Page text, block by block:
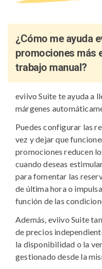
¿Cómo me ayuda
promociones más
trabajo manual?
eviivo Suite te ayuda a
márgenes
Puedes configurar las
vez y dejar que
promociones reducen
cuando deseas
para fomentar las
de última hora o
función de las
Además, eviivo Suite
de precios
la disponibilidad o la
gestionado desde la